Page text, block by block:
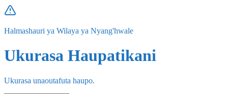
Halmashauri ya Wilaya ya Nyang'hwale
Ukurasa Haupatikani
Ukurasa unaoutafuta haupo.